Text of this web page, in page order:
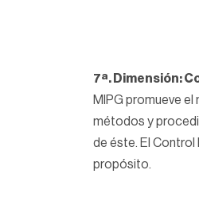
7ª. Dimensión:
MIPG promueve
métodos y
de éste. El Control
propósito.